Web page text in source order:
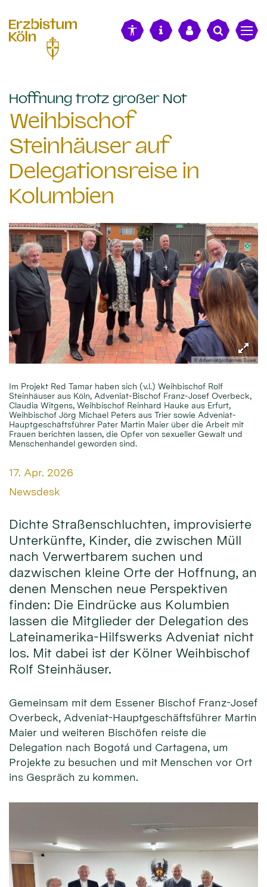
Hoffnung trotz großer Not:
Weihbischof
Steinhäuser auf
Delegationsreise in
Kolumbien
© Adveniat/Johannes Duwe
Im Projekt Red Tamar haben sich (v.l.) Weihbischof Rolf
Steinhäuser aus Köln, Adveniat-Bischof Franz-Josef Overbeck,
Claudia Witgens, Weihbischof Reinhard Hauke aus Erfurt,
Weihbischof Jörg Michael Peters aus Trier sowie Adveniat-
Hauptgeschäftsführer Pater Martin Maier über die Arbeit mit
Frauen berichten lassen, die Opfer von sexueller Gewalt und
Menschenhandel geworden sind.
Datum:
17. Apr. 2026
Von:
Newsdesk
Dichte Straßenschluchten, improvisierte
Unterkünfte, Kinder, die zwischen Müll
nach Verwertbarem suchen und
dazwischen kleine Orte der Hoffnung, an
denen Menschen neue Perspektiven
finden: Die Eindrücke aus Kolumbien
lassen die Mitglieder der Delegation des
Lateinamerika-Hilfswerks Adveniat nicht
los. Mit dabei ist der Kölner Weihbischof
Rolf Steinhäuser.
Gemeinsam mit dem Essener Bischof Franz-Josef
Overbeck, Adveniat-Hauptgeschäftsführer Martin
Maier und weiteren Bischöfen reiste die
Delegation nach Bogotá und Cartagena, um
Projekte zu besuchen und mit Menschen vor Ort
ins Gespräch zu kommen.